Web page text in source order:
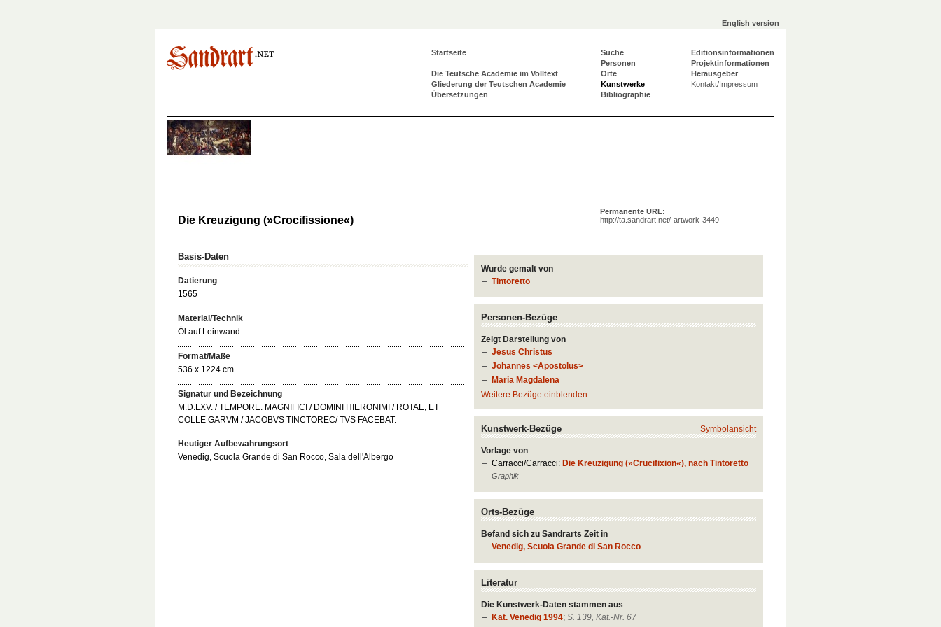
English version
Startseite
Die Teutsche Academie im Volltext
Gliederung der Teutschen Academie
Übersetzungen
Suche
Personen
Orte
Kunstwerke
Bibliographie
Editionsinformationen
Projektinformationen
Herausgeber
Kontakt/Impressum
Permanente URL:
http://ta.sandrart.net/-artwork-3449
Die Kreuzigung (»Crocifissione«)
Wurde gemalt von
Tintoretto
Personen-Bezüge
Zeigt Darstellung von
Jesus Christus
Johannes <Apostolus>
Maria Magdalena
Weitere Bezüge einblenden
Symbolansicht
Kunstwerk-Bezüge
Vorlage von
Carracci/Carracci:Die Kreuzigung (»Crucifixion«), nach Tintoretto
Graphik
Orts-Bezüge
Befand sich zu Sandrarts Zeit in
Venedig, Scuola Grande di San Rocco
Literatur
Die Kunstwerk-Daten stammen aus
Kat. Venedig 1994;S. 139, Kat.-Nr. 67
Basis-Daten
Datierung
1565
Material/Technik
Öl auf Leinwand
Format/Maße
536 x 1224 cm
Signatur und Bezeichnung
M.D.LXV. / TEMPORE. MAGNIFICI / DOMINI HIERONIMI / ROTAE, ET
COLLE GARVM / JACOBVS TINCTOREC/ TVS FACEBAT.
Heutiger Aufbewahrungsort
Venedig, Scuola Grande di San Rocco, Sala dell'Albergo